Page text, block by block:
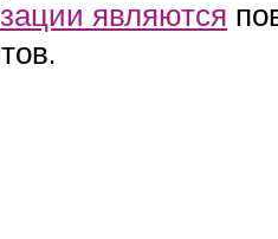
являются